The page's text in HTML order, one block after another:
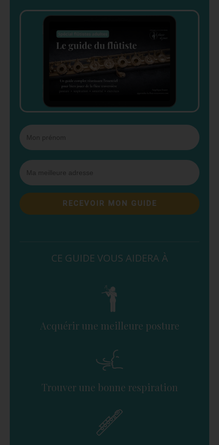
RECEVOIR MON GUIDE
CE GUIDE VOUS AIDERA À
Acquérir une meilleure posture
Trouver une bonne respiration